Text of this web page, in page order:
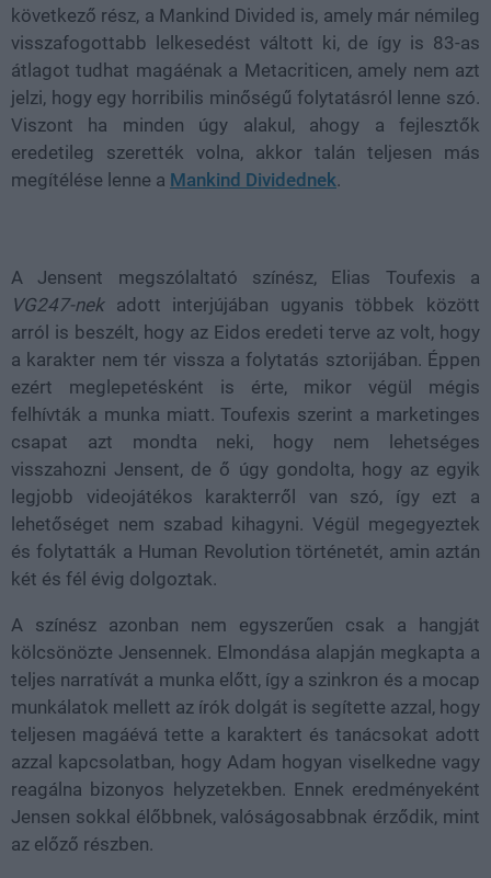
következő rész, a Mankind Divided is, amely már némileg
visszafogottabb lelkesedést váltott ki, de így is 83-as
átlagot tudhat magáénak a Metacriticen, amely nem azt
jelzi, hogy egy horribilis minőségű folytatásról lenne szó.
Viszont ha minden úgy alakul, ahogy a fejlesztők
eredetileg szerették volna, akkor talán teljesen más
megítélése lenne a Mankind Dividednek.
A Jensent megszólaltató színész, Elias Toufexis a
VG247-nekadott interjújában ugyanis többek között
arról is beszélt, hogy az Eidos eredeti terve az volt, hogy
a karakter nem tér vissza a folytatás sztorijában. Éppen
ezért meglepetésként is érte, mikor végül mégis
felhívták a munka miatt. Toufexis szerint a marketinges
csapat azt mondta neki, hogy nem lehetséges
visszahozni Jensent, de ő úgy gondolta, hogy az egyik
legjobb videojátékos karakterről van szó, így ezt a
lehetőséget nem szabad kihagyni. Végül megegyeztek
és folytatták a Human Revolution történetét, amin aztán
két és fél évig dolgoztak.
A színész azonban nem egyszerűen csak a hangját
kölcsönözte Jensennek. Elmondása alapján megkapta a
teljes narratívát a munka előtt, így a szinkron és a mocap
munkálatok mellett az írók dolgát is segítette azzal, hogy
teljesen magáévá tette a karaktert és tanácsokat adott
azzal kapcsolatban, hogy Adam hogyan viselkedne vagy
reagálna bizonyos helyzetekben. Ennek eredményeként
Jensen sokkal élőbbnek, valóságosabbnak érződik, mint
az előző részben.